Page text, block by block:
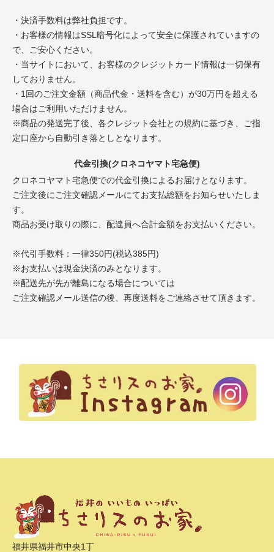
・決済手数料は弊社負担です。
・お客様の情報はSSL暗号化によって安全に保護されていますの
で、ご安心ください。
・当サイトにおいて、お客様のクレジットカード情報は一切保有
しておりません。
・1回のご注文金額（商品代金・送料を含む）が30万円を超える
場合はご利用いただけません。
※商品の発送完了後、各クレジット会社との規約に基づき、ご指
定口座から自動引き落としとなります。
代金引換(クロネコヤマト宅急便)
クロネコヤマト宅急便での代金引換によるお届けとなります。
ご注文後にご注文確認メールにてお支払総額をお知らせいたしま
す。
商品お受け取りの際に、配達員へ合計金額をお支払いください。
※代引手数料：一律350円(税込385円)
※お支払いは現金決済のみとなります。
※配送先が先が離島になる場合については
ご注文確認メール送信の後、再度送料をご連絡させて頂きます。
福井県福井市中央1丁